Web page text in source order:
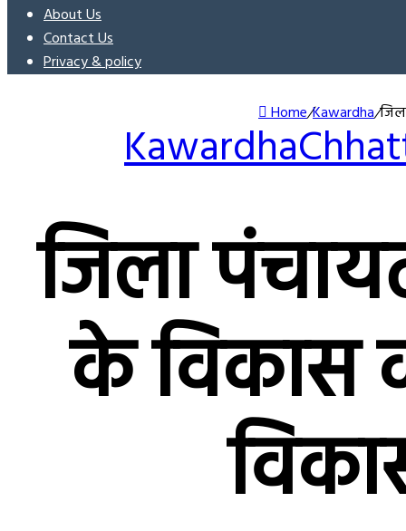
About Us
Contact Us
Privacy & policy
Home/Kawardha/
Kawardha
जिला
के विकास